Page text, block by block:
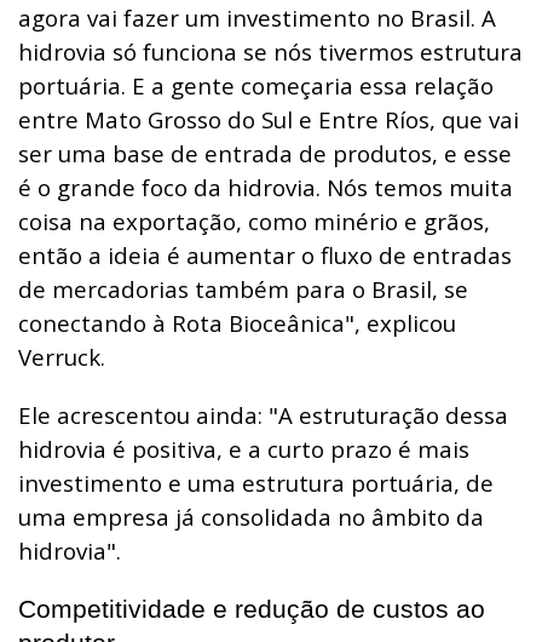
agora vai fazer um investimento no Brasil. A
hidrovia só funciona se nós tivermos estrutura
portuária. E a gente começaria essa relação
entre Mato Grosso do Sul e Entre Ríos, que vai
ser uma base de entrada de produtos, e esse
é o grande foco da hidrovia. Nós temos muita
coisa na exportação, como minério e grãos,
então a ideia é aumentar o fluxo de entradas
de mercadorias também para o Brasil, se
conectando à Rota Bioceânica", explicou
Verruck.
Ele acrescentou ainda: "A estruturação dessa
hidrovia é positiva, e a curto prazo é mais
investimento e uma estrutura portuária, de
uma empresa já consolidada no âmbito da
hidrovia".
Competitividade e redução de custos ao